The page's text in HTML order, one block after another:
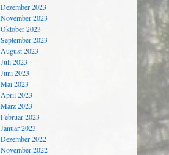
Dezember 2023
November 2023
Oktober 2023
September 2023
August 2023
Juli 2023
Juni 2023
Mai 2023
April 2023
März 2023
Februar 2023
Januar 2023
Dezember 2022
November 2022